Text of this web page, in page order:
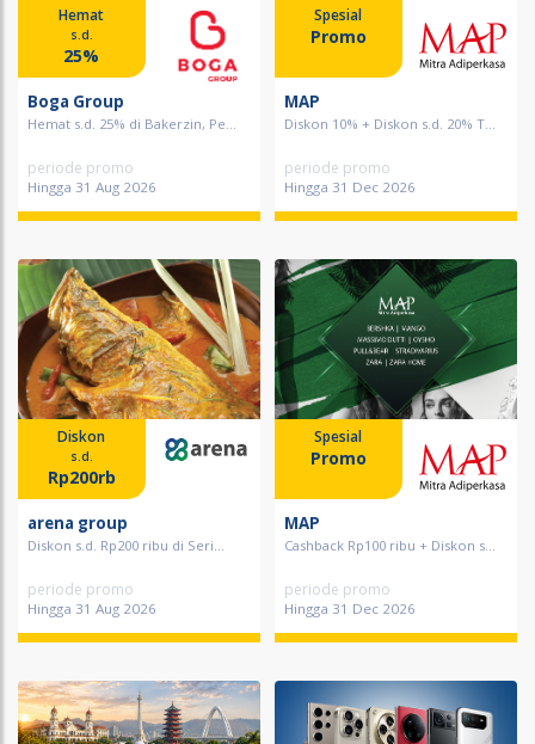
Hemat
s.d.
25%
Boga Group
Hemat s.d. 25% di Bakerzin, Pe...
periode promo
Hingga 31 Aug 2026
Spesial
Promo
MAP
Diskon 10% + Diskon s.d. 20% T...
periode promo
Hingga 31 Dec 2026
Diskon
s.d.
Rp200rb
arena group
Diskon s.d. Rp200 ribu di Seri...
periode promo
Hingga 31 Aug 2026
Spesial
Promo
MAP
Cashback Rp100 ribu + Diskon s...
periode promo
Hingga 31 Dec 2026